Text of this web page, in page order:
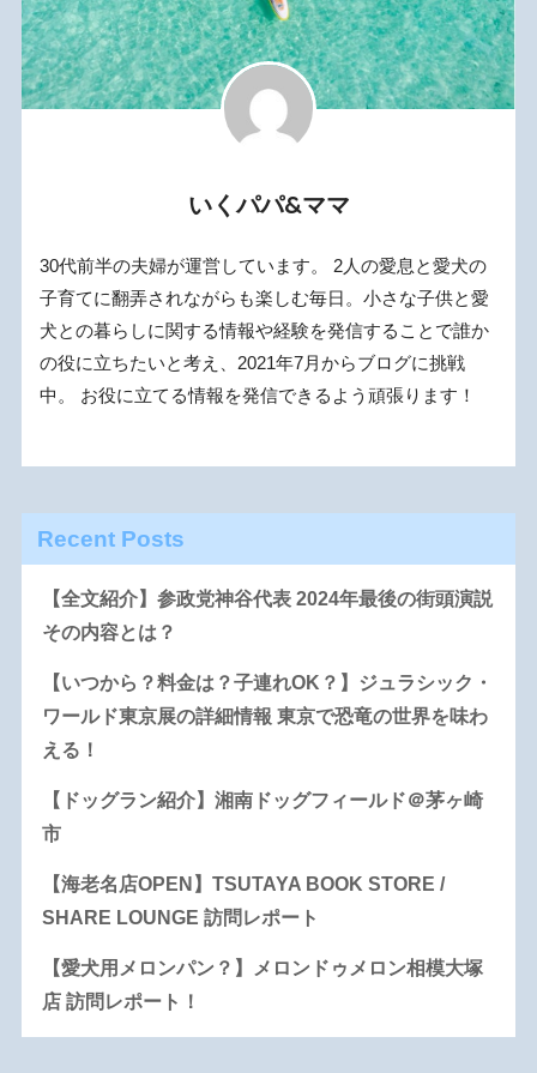
いくパパ&ママ
30代前半の夫婦が運営しています。 2人の愛息と愛犬の
子育てに翻弄されながらも楽しむ毎日。小さな子供と愛
犬との暮らしに関する情報や経験を発信することで誰か
の役に立ちたいと考え、2021年7月からブログに挑戦
中。 お役に立てる情報を発信できるよう頑張ります！
Recent Posts
【全文紹介】参政党神谷代表 2024年最後の街頭演説
その内容とは？
【いつから？料金は？子連れOK？】ジュラシック・
ワールド東京展の詳細情報 東京で恐竜の世界を味わ
える！
【ドッグラン紹介】湘南ドッグフィールド＠茅ヶ崎
市
【海老名店OPEN】TSUTAYA BOOK STORE /
SHARE LOUNGE 訪問レポート
【愛犬用メロンパン？】メロンドゥメロン相模大塚
店 訪問レポート！